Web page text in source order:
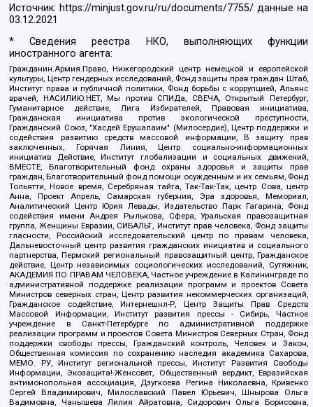
Источник: https://minjust.gov.ru/ru/documents/7755/ данные на
03.12.2021
* Сведения реестра НКО, выполняющих функции
иностранного агента:
Гражданин.Армия.Право, Нижегородский центр немецкой и европейской
культуры, Центр гендерных исследований, Фонд защиты прав граждан Штаб,
Институт права и публичной политики, Фонд борьбы с коррупцией, Альянс
врачей, НАСИЛИЮ.НЕТ, Мы против СПИДа, СВЕЧА, Открытый Петербург,
Гуманитарное действие, Лига Избирателей, Правовая инициатива,
Гражданская инициатива против экологической преступности,
Гражданский Союз, "Хасдей Ерушалаим" (Милосердие), Центр поддержки и
содействия развитию средств массовой информации, В защиту прав
заключенных, Горячая Линия, Центр социально-информационных
инициатив Действие, Институт глобализации и социальных движений,
ВМЕСТЕ, Благотворительный фонд охраны здоровья и защиты прав
граждан, Благотворительный фонд помощи осужденным и их семьям, Фонд
Тольятти, Новое время, Серебряная тайга, Так-Так-Так, центр Сова, центр
Анна, Проект Апрель, Самарская губерния, Эра здоровья, Мемориал,
Аналитический Центр Юрия Левады, Издательство Парк Гагарина, Фонд
содействия имени Андрея Рылькова, Сфера, Уральская правозащитная
группа, Женщины Евразии, СИБАЛЬТ, Институт прав человека, Фонд защиты
гласности, Российский исследовательский центр по правам человека,
Дальневосточный центр развития гражданских инициатив и социального
партнерства, Пермский региональный правозащитный центр, Гражданское
действие, Центр независимых социологических исследований, Сутяжник,
АКАДЕМИЯ ПО ПРАВАМ ЧЕЛОВЕКА, Частное учреждение в Калининграде по
административной поддержке реализации программ и проектов Совета
Министров северных стран, Центр развития некоммерческих организаций,
Гражданское содействие, Интернешнл-Р, Центр Защиты Прав Средств
Массовой Информации, Институт развития прессы - Сибирь, Частное
учреждение в Санкт-Петербурге по административной поддержке
реализации программ и проектов Совета Министров Северных Стран, Фонд
поддержки свободы прессы, Гражданский контроль, Человек и Закон,
Общественная комиссия по сохранению наследия академика Сахарова,
МЕМО. РУ, Институт региональной прессы, Институт Развития Свободы
Информации, Экозащита!-Женсовет, Общественный вердикт, Евразийская
антимонопольная ассоциация, Дзугкоева Регина Николаевна, Кривенко
Сергей Владимирович, Милославский Павел Юрьевич, Шнырова Ольга
Вадимовна, Чанышева Лилия Айратовна, Сидорович Ольга Борисовна,